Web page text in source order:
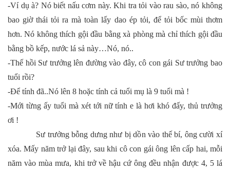
-Ví dụ à? Nó biết nấu cơm này. Khi tra tỏi vào rau sào, nó không
bao giờ thái tỏi ra mà toàn lấy dao ép tỏi, để tỏi bốc mùi thơm
hơn. Nó không thích gội đầu bằng xà phòng mà chỉ thích gội đầu
bằng bồ kếp, nước lá sả này…Nó, nó..
-Thế hồi Sư trưởng lên đường vào đây, cô con gái Sư trưởng bao
tuổi rồi?
-Để tính đã..Nó lên 8 hoặc tính cả tuổi mụ là 9 tuổi mà !
-Mới từng ấy tuổi mà xét tới nữ tính e là hơi khó đấy, thủ trưởng
ơi !
Sư trưởng bỗng dưng như bị dồn vào thế bí, ông cười xí
xóa. Mấy năm trở lại đây, sau khi cô con gái ông lên cấp hai, mỗi
năm vào mùa mưa, khi trở về hậu cứ ông đều nhận được 4, 5 lá